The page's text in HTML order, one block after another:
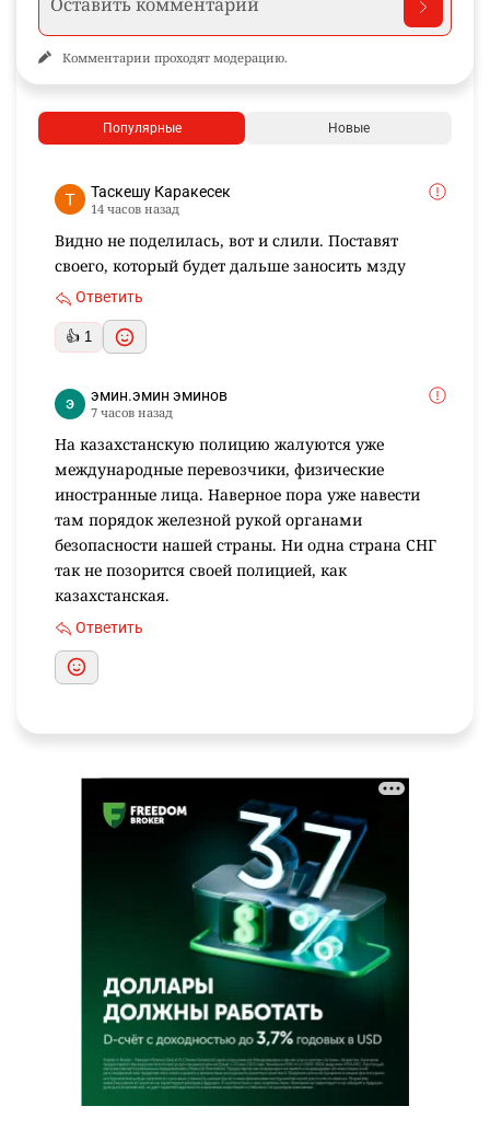
Комментарии проходят модерацию.
Популярные Новые
Таскешу Каракесек
14 часов назад
Видно не поделилась, вот и слили. Поставят
своего, который будет дальше заносить мзду
Ответить
👍 1
эмин.эмин эминов
7 часов назад
На казахстанскую полицию жалуются уже
международные перевозчики, физические
иностранные лица. Наверное пора уже навести
там порядок железной рукой органами
безопасности нашей страны. Ни одна страна СНГ
так не позорится своей полицией, как
казахстанская.
Ответить